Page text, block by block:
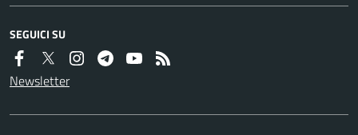
SEGUICI SU
Newsletter